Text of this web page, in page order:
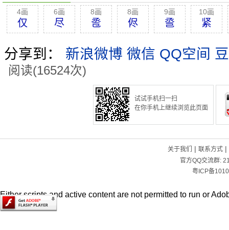
4画
仅
6画
尽
8画
卺
8画
侭
9画
巹
10画
紧
分享到： 新浪微博 微信 QQ空间
阅读(16524次)
试试手机扫一扫
在你手机上继续浏览此页面
关于我们 | 联系方式|
官方QQ交流群:
粤ICP备
Either scripts and active content are not permitted to run or